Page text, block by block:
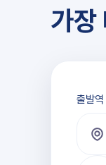
가장
출발역과
출발역